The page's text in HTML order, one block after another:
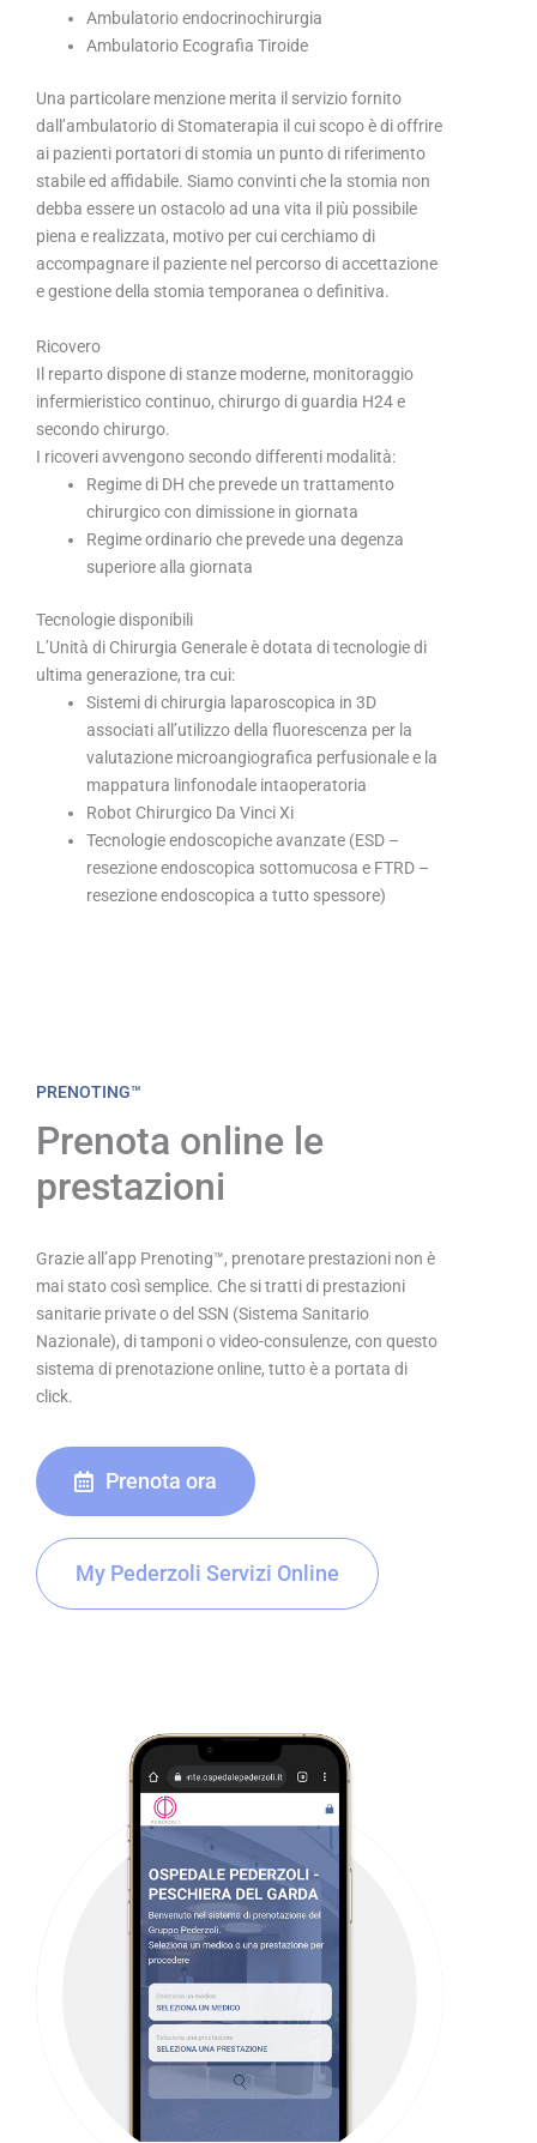
Ambulatorio endocrinochirurgia
Ambulatorio Ecografia Tiroide
Una particolare menzione merita il servizio fornito
dall’ambulatorio di Stomaterapia il cui scopo è di offrire
ai pazienti portatori di stomia un punto di riferimento
stabile ed affidabile. Siamo convinti che la stomia non
debba essere un ostacolo ad una vita il più possibile
piena e realizzata, motivo per cui cerchiamo di
accompagnare il paziente nel percorso di accettazione
e gestione della stomia temporanea o definitiva.
Ricovero
Il reparto dispone di stanze moderne, monitoraggio
infermieristico continuo, chirurgo di guardia H24 e
secondo chirurgo.
I ricoveri avvengono secondo differenti modalità:
Regime di DH che prevede un trattamento
chirurgico con dimissione in giornata
Regime ordinario che prevede una degenza
superiore alla giornata
Tecnologie disponibili
L’Unità di Chirurgia Generale è dotata di tecnologie di
ultima generazione, tra cui:
Sistemi di chirurgia laparoscopica in 3D
associati all’utilizzo della fluorescenza per la
valutazione microangiografica perfusionale e la
mappatura linfonodale intaoperatoria
Robot Chirurgico Da Vinci Xi
Tecnologie endoscopiche avanzate (ESD –
resezione endoscopica sottomucosa e FTRD –
resezione endoscopica a tutto spessore)
PRENOTING™
Prenota online le
prestazioni
Grazie all’app Prenoting™, prenotare prestazioni non è
mai stato così semplice. Che si tratti di prestazioni
sanitarie private o del SSN (Sistema Sanitario
Nazionale), di tamponi o video-consulenze, con questo
sistema di prenotazione online, tutto è a portata di
click.
Prenota ora
My Pederzoli Servizi Online